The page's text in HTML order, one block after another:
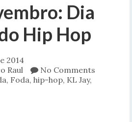
Dia
Hip Hop
2014
Raul
No Comments
, Foda, hip-hop, KL Jay,